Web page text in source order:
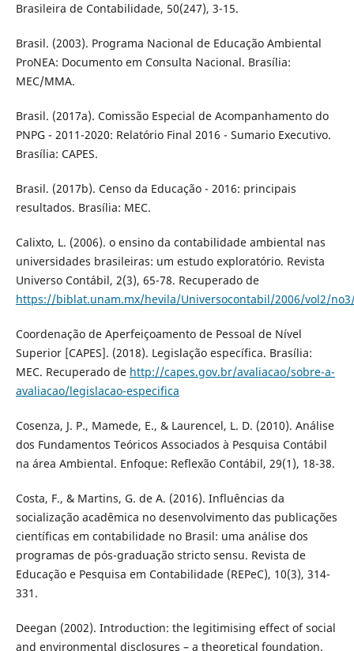
Brasileira de Contabilidade, 50(247), 3-15.
Brasil. (2003). Programa Nacional de Educação Ambiental
ProNEA: Documento em Consulta Nacional. Brasília:
MEC/MMA.
Brasil. (2017a). Comissão Especial de Acompanhamento do
PNPG - 2011-2020: Relatório Final 2016 - Sumario Executivo.
Brasília: CAPES.
Brasil. (2017b). Censo da Educação - 2016: principais
resultados. Brasília: MEC.
Calixto, L. (2006). o ensino da contabilidade ambiental nas
universidades brasileiras: um estudo exploratório. Revista
Universo Contábil, 2(3), 65-78. Recuperado de
https://biblat.unam.mx/hevila/Universocontabil/2006/vol2/
Coordenação de Aperfeiçoamento de Pessoal de Nível
Superior [CAPES]. (2018). Legislação específica. Brasília:
MEC. Recuperado de http://capes.gov.br/avaliacao/sobre-a-
avaliacao/legislacao-especifica
Cosenza, J. P., Mamede, E., & Laurencel, L. D. (2010). Análise
dos Fundamentos Teóricos Associados à Pesquisa Contábil
na área Ambiental. Enfoque: Reflexão Contábil, 29(1), 18-38.
Costa, F., & Martins, G. de A. (2016). Influências da
socialização acadêmica no desenvolvimento das publicações
científicas em contabilidade no Brasil: uma análise dos
programas de pós-graduação stricto sensu. Revista de
Educação e Pesquisa em Contabilidade (REPeC), 10(3), 314-
331.
Deegan (2002). Introduction: the legitimising effect of social
and environmental disclosures – a theoretical foundation.